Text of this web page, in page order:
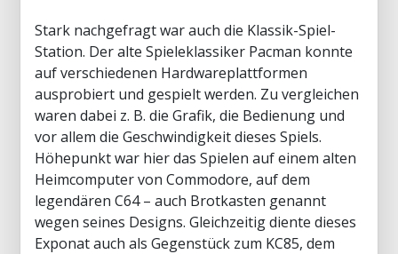
Stark nachgefragt war auch die Klassik-Spiel-
Station. Der alte Spieleklassiker Pacman konnte
auf verschiedenen Hardwareplattformen
ausprobiert und gespielt werden. Zu vergleichen
waren dabei z. B. die Grafik, die Bedienung und
vor allem die Geschwindigkeit dieses Spiels.
Höhepunkt war hier das Spielen auf einem alten
Heimcomputer von Commodore, auf dem
legendären C64 – auch Brotkasten genannt
wegen seines Designs. Gleichzeitig diente dieses
Exponat auch als Gegenstück zum KC85, dem